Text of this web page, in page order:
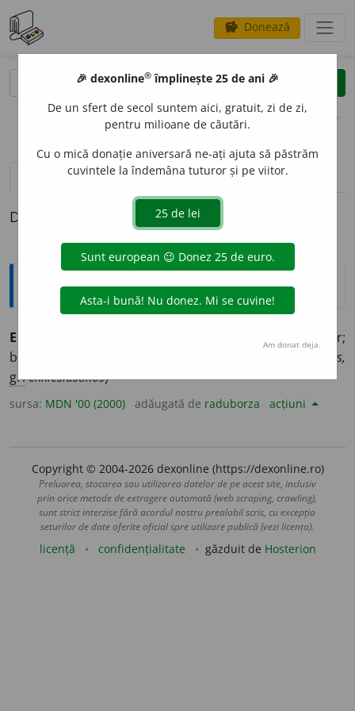
savings Donează
clear
opțiuni
definiții (1)
Definiția cu ID-ul 461752:
Explicative DEX
ECLEZI
referitor la biserică, la cler;
bisericesc; eclezial. (<
ecclesiasticus,
gr.ekklesiastikos)
sursa: MDN '00 (2000) adăugată de raduborza acțiuni
Copyright © 2004-2026 dexonline (https://dexonline.ro)
Preluarea, stocarea sau utilizarea datelor de pe acest site, inclusiv
prin orice metode de extragere automată (web scraping, crawling),
sunt strict interzise fără acordul nostru prealabil scris, cu excepția
seturilor de date oferite oficial spre utilizare publică (vezi licența).
licență confidențialitate găzduit de Hosterion
🎉 dexonline® împlinește 25 de ani 🎉
De un sfert de secol suntem aici, gratuit, zi de zi,
pentru milioane de căutări.
Cu o mică donație aniversară ne-ați ajuta să păstrăm
cuvintele la îndemâna tuturor și pe viitor.
Am donat deja.